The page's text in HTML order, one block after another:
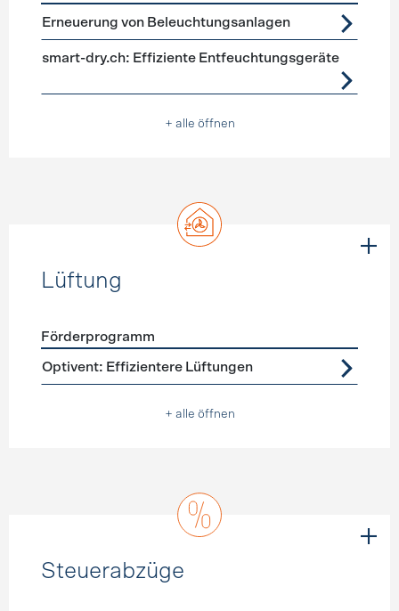
Förderprogramme Geräte, Beleuchtung
Erneuerung von Beleuchtungsanlagen
smart-dry.ch: Effiziente Entfeuchtungsgeräte
+ alle öffnen
Lüftung
Förderprogramme Lüftung
Förderprogramm
Optivent: Effizientere Lüftungen
+ alle öffnen
Steuerabzüge